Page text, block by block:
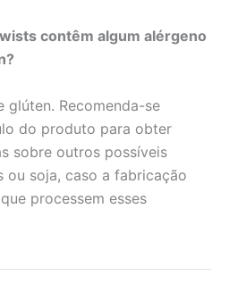
contêm algum alérgeno
glúten. Recomenda-se
do produto para obter
sobre outros possíveis
ou soja, caso a fabricação
processem esses